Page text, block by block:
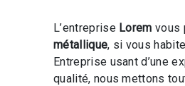
L’entreprise Lorem vous
métallique, si vous
Entreprise usant d’une
qualité, nous mettons